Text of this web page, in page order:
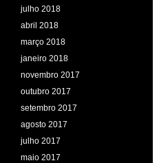
julho 2018
abril 2018
março 2018
janeiro 2018
novembro 2017
outubro 2017
setembro 2017
agosto 2017
julho 2017
maio 2017